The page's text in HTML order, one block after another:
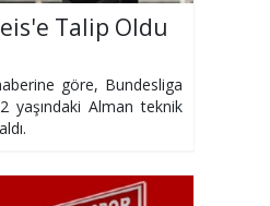
Talip Oldu
göre, Bundesliga
yaşındaki Alman teknik